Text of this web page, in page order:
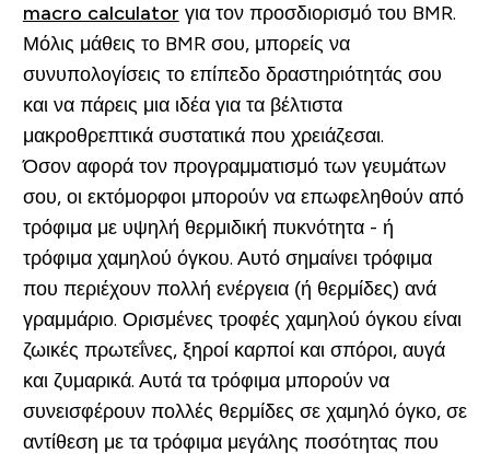
macro calculator για τον προσδιορισμό του BMR.
Μόλις μάθεις το BMR σου, μπορείς να
συνυπολογίσεις το επίπεδο δραστηριότητάς σου
και να πάρεις μια ιδέα για τα βέλτιστα
μακροθρεπτικά συστατικά που χρειάζεσαι.
Όσον αφορά τον προγραμματισμό των γευμάτων
σου, οι εκτόμορφοι μπορούν να επωφεληθούν από
τρόφιμα με υψηλή θερμιδική πυκνότητα - ή
τρόφιμα χαμηλού όγκου. Αυτό σημαίνει τρόφιμα
που περιέχουν πολλή ενέργεια (ή θερμίδες) ανά
γραμμάριο. Ορισμένες τροφές χαμηλού όγκου είναι
ζωικές πρωτεΐνες, ξηροί καρποί και σπόροι, αυγά
και ζυμαρικά. Αυτά τα τρόφιμα μπορούν να
συνεισφέρουν πολλές θερμίδες σε χαμηλό όγκο, σε
αντίθεση με τα τρόφιμα μεγάλης ποσότητας που